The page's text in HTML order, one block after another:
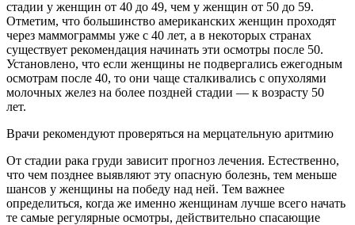
стадии у женщин от 40 до 49, чем у женщин от 50 до 59.
Отметим, что большинство американских женщин проходят
через маммограммы уже с 40 лет, а в некоторых странах
существует рекомендация начинать эти осмотры после 50.
Установлено, что если женщины не подвергались ежегодным
осмотрам после 40, то они чаще сталкивались с опухолями
молочных желез на более поздней стадии — к возрасту 50
лет.
Врачи рекомендуют проверяться на мерцательную аритмию
От стадии рака груди зависит прогноз лечения. Естественно,
что чем позднее выявляют эту опасную болезнь, тем меньше
шансов у женщины на победу над ней. Тем важнее
определиться, когда же именно женщинам лучше всего начать
те самые регулярные осмотры, действительно спасающие